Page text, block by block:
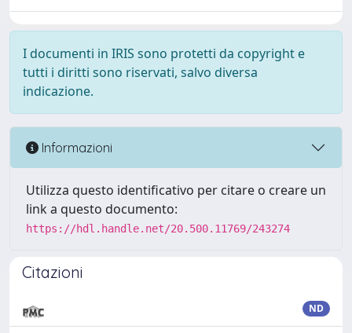
I documenti in IRIS sono protetti da copyright e
tutti i diritti sono riservati, salvo diversa
indicazione.
Informazioni
Utilizza questo identificativo per citare o creare un
link a questo documento:
https://hdl.handle.net/20.500.11769/243274
Citazioni
ND